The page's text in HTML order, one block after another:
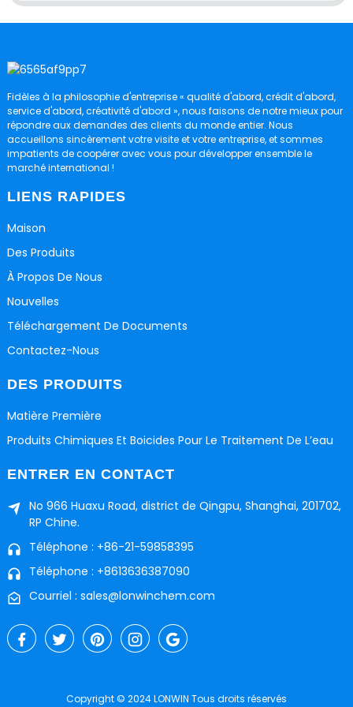
Fidèles à la philosophie d'entreprise « qualité d'abord, crédit d'abord,
service d'abord, créativité d'abord », nous faisons de notre mieux pour
répondre aux demandes des clients du monde entier. Nous
accueillons sincèrement votre visite et votre entreprise, et sommes
impatients de coopérer avec vous pour développer ensemble le
marché international !
LIENS RAPIDES
Maison
Des Produits
À Propos De Nous
Nouvelles
Téléchargement De Documents
Contactez-Nous
DES PRODUITS
Matière Première
Produits Chimiques Et Boicides Pour Le Traitement De L’eau
ENTRER EN CONTACT
No 966 Huaxu Road, district de Qingpu, Shanghai, 201702,
RP Chine.
Téléphone : +86-21-59858395
Téléphone : +8613636387090
Courriel : sales@lonwinchem.com
Copyright © 2024 LONWIN Tous droits réservés